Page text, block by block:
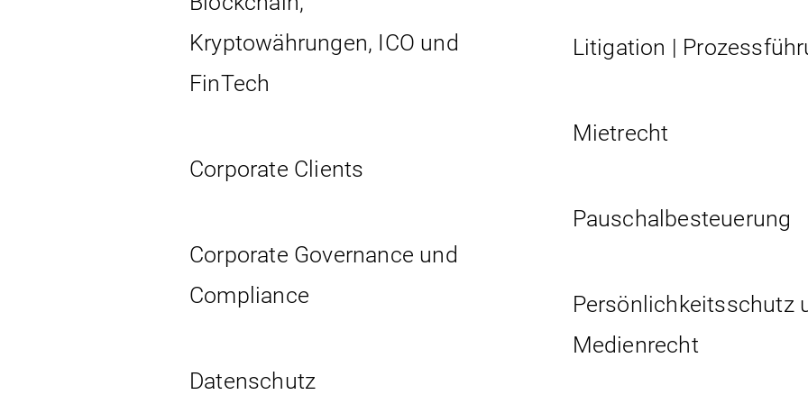
Kryptowährungen, ICO und
FinTech
Corporate Clients
Corporate Governance und
Compliance
Datenschutz
Litigation |
Mietrecht
Pauschalbesteuerung
Persönlichkeits­schutz
Medienrecht